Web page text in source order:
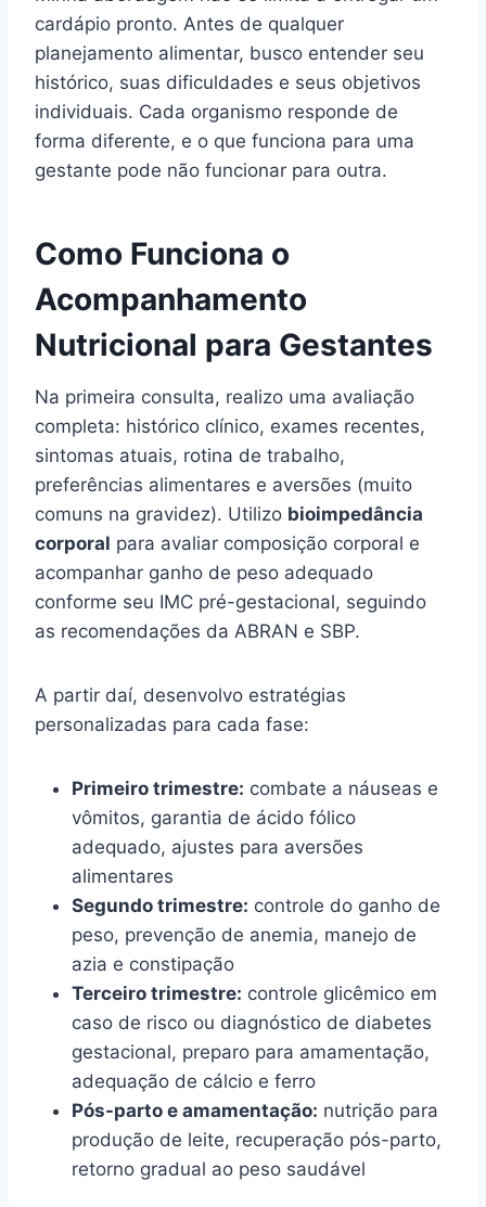
cardápio pronto. Antes de qualquer
planejamento alimentar, busco entender seu
histórico, suas dificuldades e seus objetivos
individuais. Cada organismo responde de
forma diferente, e o que funciona para uma
gestante pode não funcionar para outra.
Como Funciona o
Acompanhamento
Nutricional para Gestantes
Na primeira consulta, realizo uma avaliação
completa: histórico clínico, exames recentes,
sintomas atuais, rotina de trabalho,
preferências alimentares e aversões (muito
comuns na gravidez). Utilizo bioimpedância
corporal para avaliar composição corporal e
acompanhar ganho de peso adequado
conforme seu IMC pré-gestacional, seguindo
as recomendações da ABRAN e SBP.
A partir daí, desenvolvo estratégias
personalizadas para cada fase:
Primeiro trimestre: combate a náuseas e
vômitos, garantia de ácido fólico
adequado, ajustes para aversões
alimentares
Segundo trimestre: controle do ganho de
peso, prevenção de anemia, manejo de
azia e constipação
Terceiro trimestre: controle glicêmico em
caso de risco ou diagnóstico de diabetes
gestacional, preparo para amamentação,
adequação de cálcio e ferro
Pós-parto e amamentação: nutrição para
produção de leite, recuperação pós-parto,
retorno gradual ao peso saudável